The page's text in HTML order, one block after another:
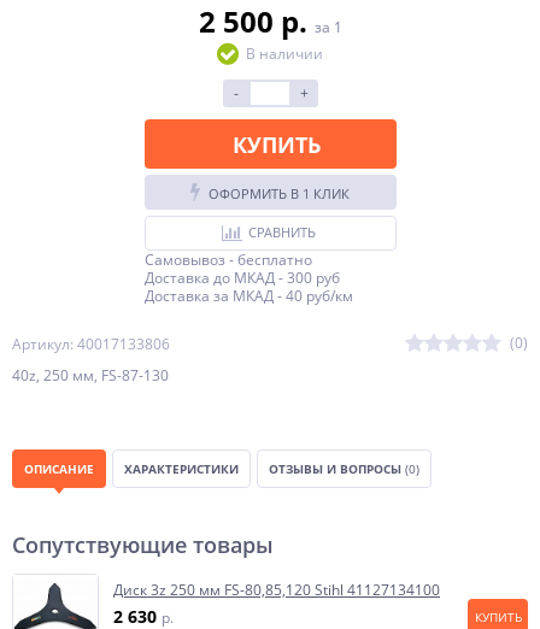
Артикул: 40017133806 (0)
40z, 250 мм, FS-87-130
2 500 p. за 1
В наличии
-
+
КУПИТЬ
ОФОРМИТЬ В 1 КЛИК
СРАВНИТЬ
Самовывоз - бесплатно
Доставка до МКАД - 300 руб
Доставка за МКАД - 40 руб/км
ОПИСАНИЕ ХАРАКТЕРИСТИКИ ОТЗЫВЫ И ВОПРОСЫ (0)
Сопутствующие товары
Диск 3z 250 мм FS-80,85,120 Stihl 41127134100
2 630 p. КУПИТЬ